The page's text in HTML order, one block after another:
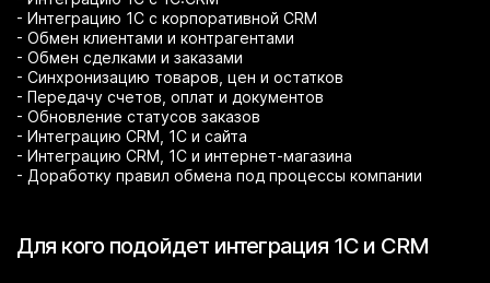
- Интеграцию 1С с корпоративной CRM
- Обмен клиентами и контрагентами
- Обмен сделками и заказами
- Синхронизацию товаров, цен и остатков
- Передачу счетов, оплат и документов
- Обновление статусов заказов
- Интеграцию CRM, 1С и сайта
- Интеграцию CRM, 1С и интернет-магазина
- Доработку правил обмена под процессы компании
Для кого подойдет интеграция 1С и CRM